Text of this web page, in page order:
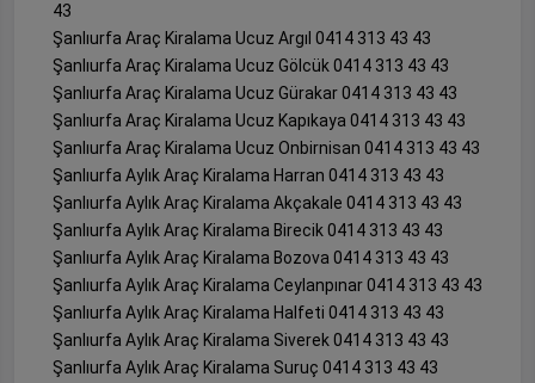
43
Şanlıurfa Araç Kiralama Ucuz Argıl 0414 313 43 43
Şanlıurfa Araç Kiralama Ucuz Gölcük 0414 313 43 43
Şanlıurfa Araç Kiralama Ucuz Gürakar 0414 313 43 43
Şanlıurfa Araç Kiralama Ucuz Kapıkaya 0414 313 43 43
Şanlıurfa Araç Kiralama Ucuz Onbirnisan 0414 313 43 43
Şanlıurfa Aylık Araç Kiralama Harran 0414 313 43 43
Şanlıurfa Aylık Araç Kiralama Akçakale 0414 313 43 43
Şanlıurfa Aylık Araç Kiralama Birecik 0414 313 43 43
Şanlıurfa Aylık Araç Kiralama Bozova 0414 313 43 43
Şanlıurfa Aylık Araç Kiralama Ceylanpınar 0414 313 43 43
Şanlıurfa Aylık Araç Kiralama Halfeti 0414 313 43 43
Şanlıurfa Aylık Araç Kiralama Siverek 0414 313 43 43
Şanlıurfa Aylık Araç Kiralama Suruç 0414 313 43 43